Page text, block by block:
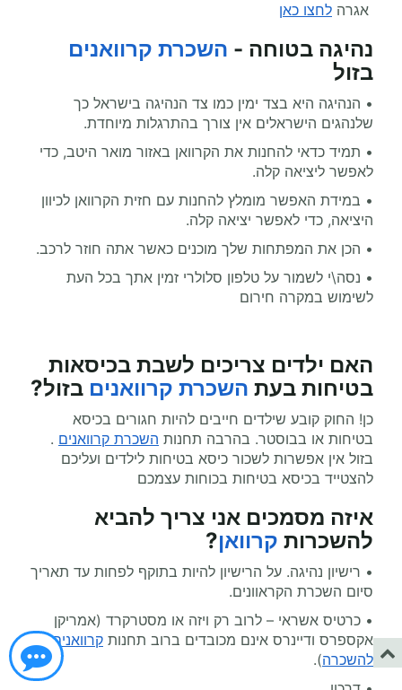
אגרה לחצו כאן
נהיגה בטוחה - השכרת קרוואנים
בזול
• הנהיגה היא בצד ימין כמו צד הנהיגה בישראל כך
שלנהגים הישראלים אין צורך בהתרגלות מיוחדת.
• תמיד כדאי להחנות את הקרוואן באזור מואר היטב, כדי
לאפשר ליציאה קלה.
• במידת האפשר מומלץ להחנות עם חזית הקרוואן לכיוון
היציאה, כדי לאפשר יציאה קלה.
• הכן את המפתחות שלך מוכנים כאשר אתה חוזר לרכב.
• נסה\י לשמור על טלפון סלולרי זמין אתך בכל העת
לשימוש במקרה חירום
האם ילדים צריכים לשבת בכיסאות
בטיחות בעת השכרת קרוואנים בזול?
כן! החוק קובע שילדים חייבים להיות חגורים בכיסא
בטיחות או בבוסטר. . בהרבה תחנות השכרת קרוואנים
בזול אין אפשרות לשכור כיסא בטיחות לילדים ועליכם
להצטייד בכיסא בטיחות בכוחות עצמכם
איזה מסמכים אני צריך להביא
להשכרות קרוואן?
• רישיון נהיגה. על הרישיון להיות בתוקף לפחות עד תאריך
סיום השכרת הקראוונים.
• כרטיס אשראי – לרוב רק ויזה או מסטרקרד (אמריקן
אקספרס ודיינרס אינם מכובדים ברוב תחנות קרוואנים
להשכרה).